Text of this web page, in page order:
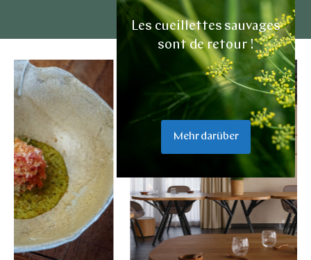
Les cueillettes sauvages
sont de retour !
Mehr darüber